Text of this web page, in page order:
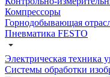
Компрессоры
Горнодобывающая
Пневматика FESTO
Электрическая техника
Системы обработки